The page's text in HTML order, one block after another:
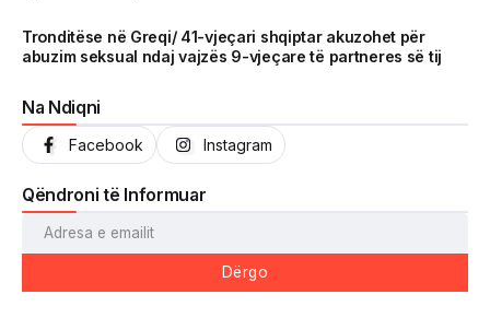
arritura në një kohë shumë të shkurtër, Vrojtuesit është
kthyer në një zë të fortë informimi dhe një pasqyrë reale të
Tronditëse në Greqi/ 41-vjeçari shqiptar akuzohet për
abuzim seksual ndaj vajzës 9-vjeçare të partneres së tij
Na Ndiqni
Facebook Instagram
Qëndroni të Informuar
Dërgo